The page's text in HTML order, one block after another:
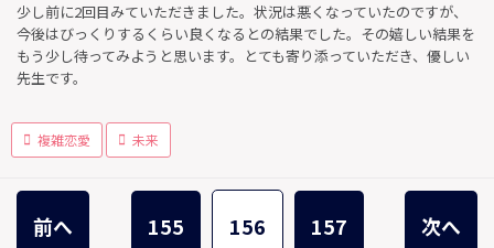
少し前に2回目みていただきました。状況は悪くなっていたのですが、
今後はびっくりするくらい良くなるとの結果でした。その嬉しい結果を
もう少し待ってみようと思います。とても寄り添っていただき、優しい
先生です。
複雑恋愛 未来
前へ 155 156 157 次へ